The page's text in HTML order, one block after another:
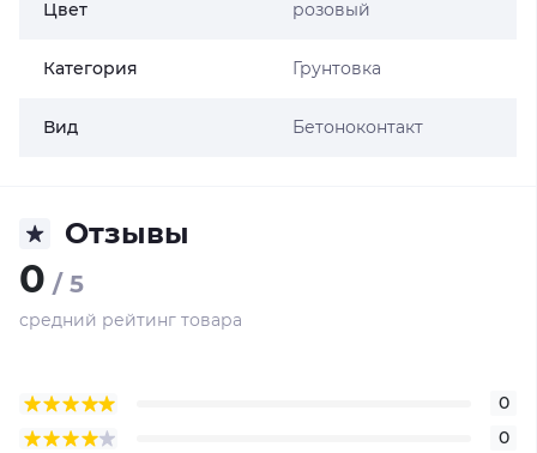
Цвет розовый
Категория Грунтовка
Вид Бетоноконтакт
Отзывы
0 / 5
средний рейтинг товара
0
0